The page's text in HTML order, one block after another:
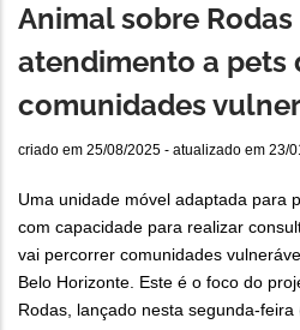
Animal sobre
atendimento a pets
comunidades
criado em 25/08/2025 - atualizado em 23/
Uma unidade móvel adaptada para
com capacidade para realizar
vai percorrer comunidades
Belo Horizonte. Este é o foco do
Rodas, lançado nesta segunda-